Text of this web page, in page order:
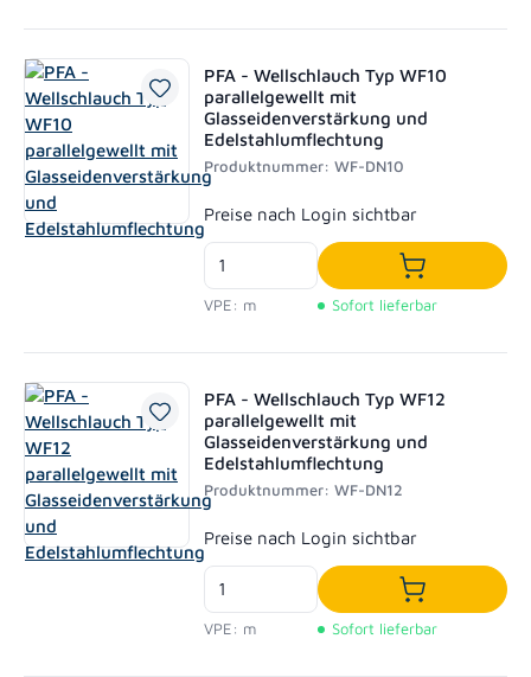
PFA - Wellschlauch Typ WF10
parallelgewellt mit
Glasseidenverstärkung und
Edelstahlumflechtung
Produktnummer: WF-DN10
Regulärer Preis:
Preise nach Login sichtbar
VPE: m
In den
Sofort lieferbar
PFA - Wellschlauch Typ WF12
parallelgewellt mit
Glasseidenverstärkung und
Edelstahlumflechtung
Produktnummer: WF-DN12
Regulärer Preis:
Preise nach Login sichtbar
VPE: m
In den
Sofort lieferbar